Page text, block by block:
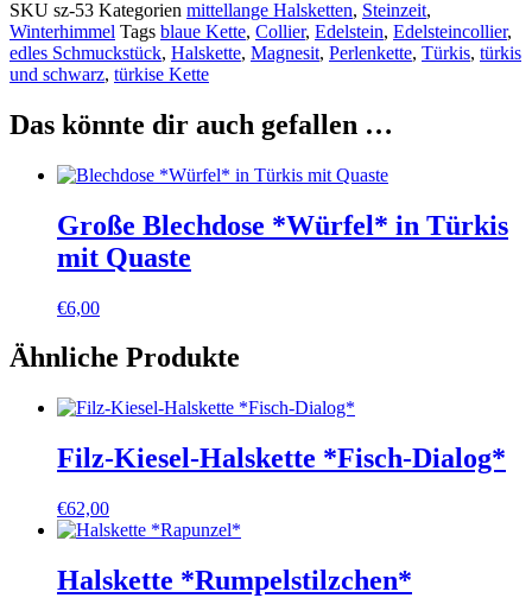
SKU sz-53 Kategorien mittellange Halsketten, Steinzeit,
Winterhimmel Tags blaue Kette, Collier, Edelstein, Edelsteincollier,
edles Schmuckstück, Halskette, Magnesit, Perlenkette, Türkis, türkis
und schwarz, türkise Kette
Das könnte dir auch gefallen …
Große Blechdose *Würfel* in Türkis
mit Quaste
€6,00
Ähnliche Produkte
Filz-Kiesel-Halskette *Fisch-Dialog*
€62,00
Halskette *Rumpelstilzchen*